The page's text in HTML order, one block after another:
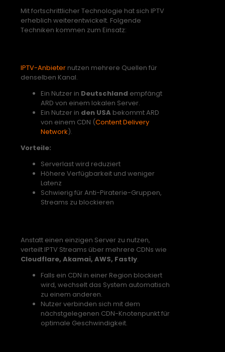
Mit fortschrittlicher Technologie hat sich IPTV
erheblich weiterentwickelt. Folgende
Techniken kommen zum Einsatz:
IPTV-Anbieter nutzen mehrere Quellen für
denselben Kanal.
Ein Nutzer in Deutschland empfängt
ARD von einem lokalen Server.
Ein Nutzer in den USA bekommt ARD
von einem CDN (Content Delivery
Network).
Vorteile:
Serverlast wird reduziert
Höhere Verfügbarkeit und weniger
Latenz
Schwierig für Anti-Piraterie-Gruppen,
Streams zu blockieren
Anstatt einen einzigen Server zu nutzen,
verteilt IPTV Streams über mehrere CDNs wie
Cloudflare, Akamai, AWS, Fastly.
Falls ein CDN in einer Region blockiert
wird, wechselt das System automatisch
zu einem anderen.
Nutzer verbinden sich mit dem
nächstgelegenen CDN-Knotenpunkt für
optimale Geschwindigkeit.